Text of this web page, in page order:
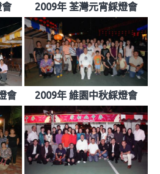
會 2009年 荃灣元宵綵燈會
會 2009年 維園中秋綵燈會